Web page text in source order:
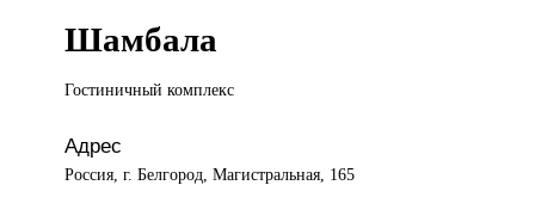
Шамбала
Гостиничный комплекс
Адрес
Россия, г. Белгород, Магистральная, 165